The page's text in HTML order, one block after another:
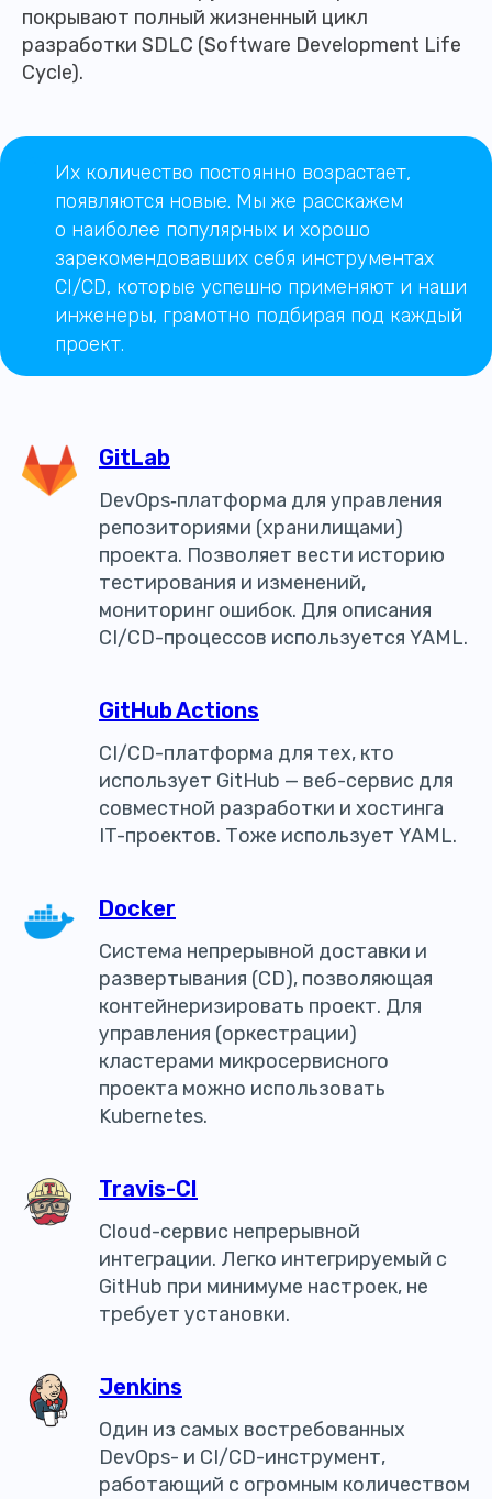
покрывают полный жизненный цикл
разработки SDLC (Software Development Life
Cycle).
Их количество постоянно возрастает,
появляются новые. Мы же расскажем
о наиболее популярных и хорошо
зарекомендовавших себя инструментах
CI/CD, которые успешно применяют и наши
инженеры, грамотно подбирая под каждый
проект.
GitLab
DevOps‑платформа для управления
репозиториями (хранилищами)
проекта. Позволяет вести историю
тестирования и изменений,
мониторинг ошибок. Для описания
CI/CD-процессов используется YAML.
GitHub Actions
CI/CD-платформа для тех, кто
использует GitHub — веб-сервис для
совместной разработки и хостинга
IT-проектов. Тоже использует YAML.
Docker
Система непрерывной доставки и
развертывания (CD), позволяющая
контейнеризировать проект. Для
управления (оркестрации)
кластерами микросервисного
проекта можно использовать
Kubernetes.
Travis-CI
Cloud-сервис непрерывной
интеграции. Легко интегрируемый с
GitHub при минимуме настроек, не
требует установки.
Jenkins
Один из самых востребованных
DevOps- и CI/CD-инструмент,
работающий с огромным количеством